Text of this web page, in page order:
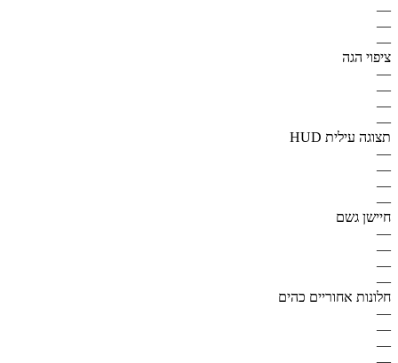
—
—
—
ציפוי הגה
—
—
—
—
תצוגה עילית HUD
—
—
—
—
חיישן גשם
—
—
—
—
חלונות אחוריים כהים
—
—
—